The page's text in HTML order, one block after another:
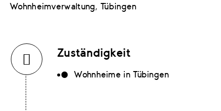
Wohnheimverwaltung, Tübingen
Zuständigkeit
Wohnheime in Tübingen